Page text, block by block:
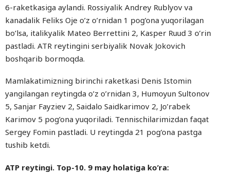
6-raketkasiga aylandi. Rossiyalik Andrey Rublyov va
kanadalik Feliks Oje o’z o’rnidan 1 pog’ona yuqorilagan
bo’lsa, italikyalik Mateo Berrettini 2, Kasper Ruud 3 o’rin
pastladi. ATR reytingini serbiyalik Novak Jokovich
boshqarib bormoqda.
Mamlakatimizning birinchi raketkasi Denis Istomin
yangilangan reytingda o’z o’rnidan 3, Humoyun Sultonov
5, Sanjar Fayziev 2, Saidalo Saidkarimov 2, Jo’rabek
Karimov 5 pog’ona yuqoriladi. Tennischilarimizdan faqat
Sergey Fomin pastladi. U reytingda 21 pog’ona pastga
tushib ketdi.
ATP reytingi. Top-10. 9 may holatiga ko’ra: